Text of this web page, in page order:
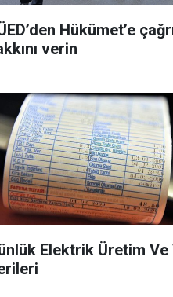
Hükümet’e
verin
Elektrik Üretim